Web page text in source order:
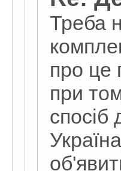
Треба
про це
при
спосіб